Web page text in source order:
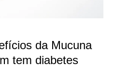
da Mucuna
tem diabetes